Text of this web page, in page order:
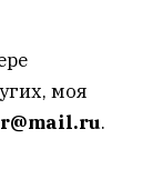
моя
.